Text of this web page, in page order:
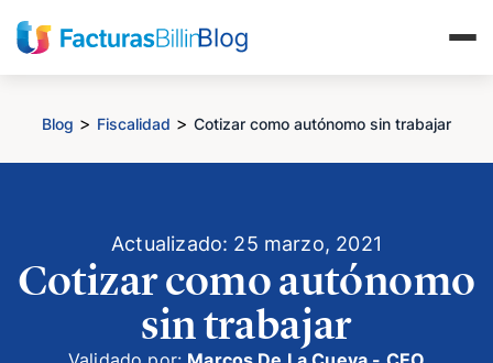
Blog > Fiscalidad > Cotizar como autónomo sin trabajar
Actualizado: 25 marzo, 2021
Cotizar como autónomo
sin trabajar